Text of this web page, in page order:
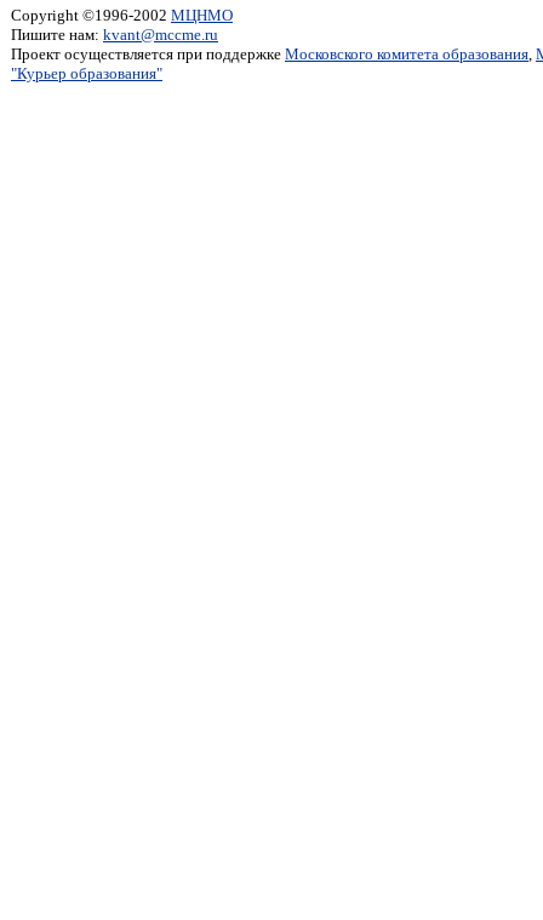
Copyright ©1996-2002 МЦНМО
Пишите нам: kvant@mccme.ru
Проект осуществляется при поддержке Московского комитета образования,
"Курьер образования"